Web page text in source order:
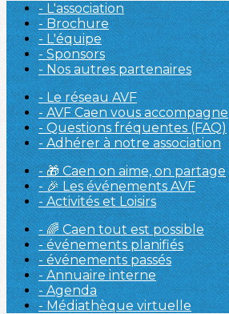
- L'association
- Brochure
- L'équipe
- Sponsors
- Nos autres partenaires
- Le réseau AVF
- AVF Caen vous accompagne
- Questions fréquentes (FAQ)
- Adhérer à notre association
- 🎁 Caen on aime, on partage
- 🎉 Les événements AVF
- Activités et Loisirs
- 🌈 Caen tout est possible
- événements planifiés
- événements passés
- Annuaire interne
- Agenda
- Médiathèque virtuelle